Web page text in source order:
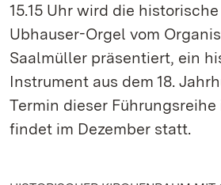
15.15 Uhr wird die
Ubhauser-Orgel vom
Saalmüller präsentiert, ein
Instrument aus dem 18.
Termin dieser
findet im Dezember statt.